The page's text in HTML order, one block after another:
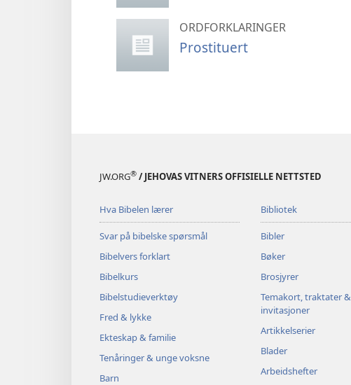
ORDFORKLARINGER
Prostituert
JW.ORG® / JEHOVAS VITNERS OFFISIELLE NETTSTED
Hva Bibelen lærer
Svar på bibelske spørsmål
Bibelvers forklart
Bibelkurs
Bibelstudieverktøy
Fred & lykke
Ekteskap & familie
Tenåringer & unge voksne
Barn
Bibliotek
Bibler
Bøker
Brosjyrer
Temakort, traktater &
invitasjoner
Artikkelserier
Blader
Arbeidshefter